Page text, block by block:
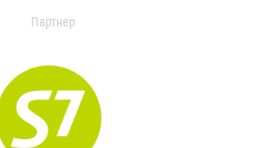
Партнер